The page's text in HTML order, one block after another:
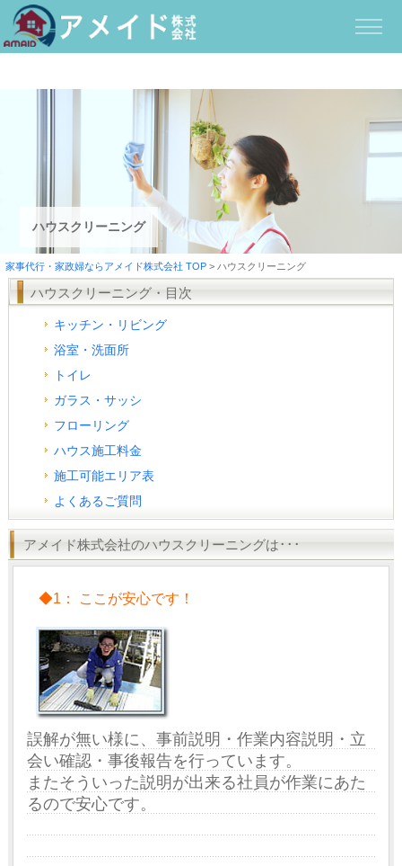
ハウスクリーニング
家事代行・家政婦ならアメイド株式会社 TOP> ハウスクリーニング
ハウスクリーニング・目次
キッチン・リビング
浴室・洗面所
トイレ
ガラス・サッシ
フローリング
ハウス施工料金
施工可能エリア表
よくあるご質問
アメイド株式会社のハウスクリーニングは･･･
◆1： ここが安心です！
誤解が無い様に、事前説明・作業内容説明・立
会い確認・事後報告を行っています。
またそういった説明が出来る社員が作業にあた
るので安心です。